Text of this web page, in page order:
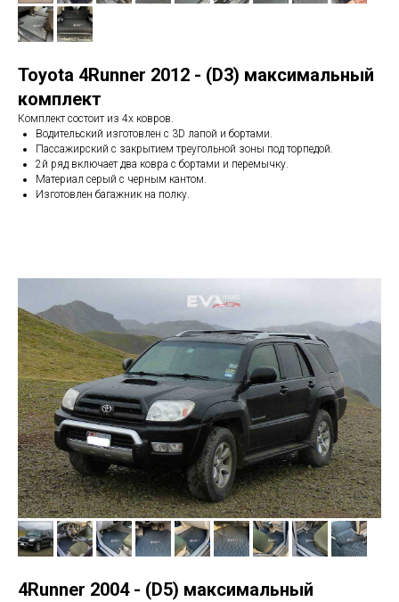
Toyota 4Runner 2012 - (D3) максимальный
комплект
Комплект состоит из 4х ковров.
Водительский изготовлен с 3D лапой и бортами.
Пассажирский с закрытием треугольной зоны под торпедой.
2й ряд включает два ковра с бортами и перемычку.
Материал серый с черным кантом.
Изготовлен багажник на полку.
4Runner 2004 - (D5) максимальный